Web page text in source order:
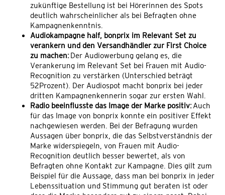
zukünftige Bestellung ist bei Hörerinnen des Spots
deutlich wahrscheinlicher als bei Befragten ohne
Kampagnenkenntnis.
Audiokampagne half, bonprix im Relevant Set zu
verankern und den Versandhändler zur First Choice
zu machen:Der Audiowerbung gelang es, die
Verankerung im Relevant Set bei Frauen mit Audio-
Recognition zu verstärken (Unterschied beträgt
52Prozent). Der Audiospot macht bonprix bei jeder
dritten Kampagnenkennerin sogar zur ersten Wahl.
Radio beeinflusste das Image der Marke positiv:Auch
für das Image von bonprix konnte ein positiver Effekt
nachgewiesen werden. Bei der Befragung wurden
Aussagen über bonprix, die das Selbstverständnis der
Marke widerspiegeln, von Frauen mit Audio-
Recognition deutlich besser bewertet, als von
Befragten ohne Kontakt zur Kampagne. Dies gilt zum
Beispiel für die Aussage, dass man bei bonprix in jeder
Lebenssituation und Stimmung gut beraten ist oder